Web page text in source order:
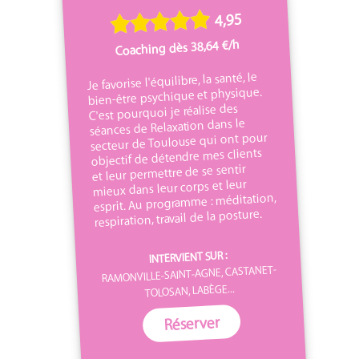
4,95
Coaching dès 38,64 €/h
Je favorise l'équilibre, la santé, le
bien-être psychique et physique.
C'est pourquoi je réalise des
séances de Relaxation dans le
secteur de Toulouse qui ont pour
objectif de détendre mes clients
et leur permettre de se sentir
mieux dans leur corps et leur
esprit. Au programme : méditation,
respiration, travail de la posture.
INTERVIENT SUR :
RAMONVILLE-SAINT-AGNE, CASTANET-
TOLOSAN, LABÈGE...
Réserver